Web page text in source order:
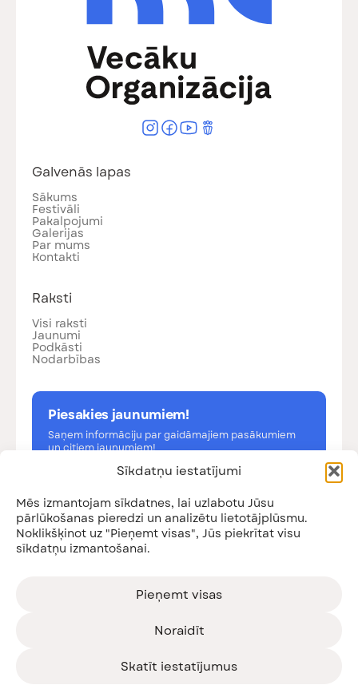
Sīkdatņu iestatījumi
Mēs izmantojam sīkdatnes, lai uzlabotu Jūsu
pārlūkošanas pieredzi un analizētu lietotājplūsmu.
Noklikšķinot uz "Pieņemt visas", Jūs piekrītat visu
sīkdatņu izmantošanai.
Pieņemt visas
Noraidīt
Skatīt iestatījumus
Galvenās lapas
Sākums
Festivāli
Pakalpojumi
Galerijas
Par mums
Kontakti
Raksti
Visi raksti
Jaunumi
Podkāsti
Nodarbības
Piesakies jaunumiem!
Saņem informāciju par gaidāmajiem pasākumiem
un citiem jaunumiem!
Esmu iepazinies arprivātuma politiku
© SIA Vecāku organizācija, 2026. Satura kopēšana un
pārpublicēšana komerciālos nolūkos aizliegta.